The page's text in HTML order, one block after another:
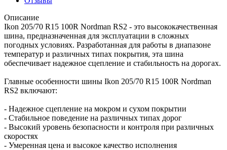
Описание
Ikon 205/70 R15 100R Nordman RS2 - это высококачественная
шина, предназначенная для эксплуатации в сложных
погодных условиях. Разработанная для работы в диапазоне
температур и различных типах покрытия, эта шина
обеспечивает надежное сцепление и стабильность на дорогах.
Главные особенности шины Ikon 205/70 R15 100R Nordman
RS2 включают:
- Надежное сцепление на мокром и сухом покрытии
- Стабильное поведение на различных типах дорог
- Высокий уровень безопасности и контроля при различных
скоростях
- Умеренная цена и высокое качество исполнения